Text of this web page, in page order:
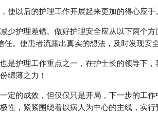
以后的护理工作开展起来更加的得心应手。
护理差错。做好护理安全应从以下两个
。使患者流露出真实的想法，及时发现安全
护理工作重点之一，在护士长的领导下
绵薄之力！
的成效，但仅仅只是开局，下一步的工
，紧紧围绕着以病人为中心的主线，实